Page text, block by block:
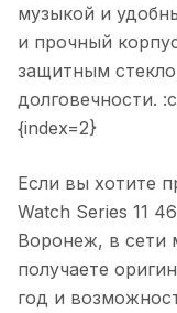
музыкой и
и прочный
защитным
долговечности.
{index=2}
Если вы хотите
Watch Series 11
Воронеж, в сети
получаете
год и